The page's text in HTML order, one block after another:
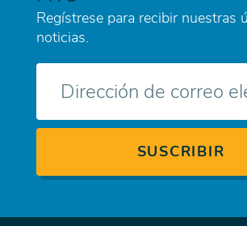
Regístrese para recibir nuestras
noticias.
electrónico